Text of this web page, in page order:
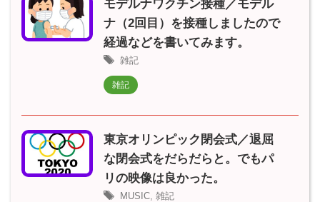
モデルナワクチン接種／モデル
ナ（2回目）を接種しましたので
経過などを書いてみます。
雑記
雑記
東京オリンピック閉会式／退屈
な閉会式をだらだらと。でもパ
リの映像は良かった。
MUSIC, 雑記